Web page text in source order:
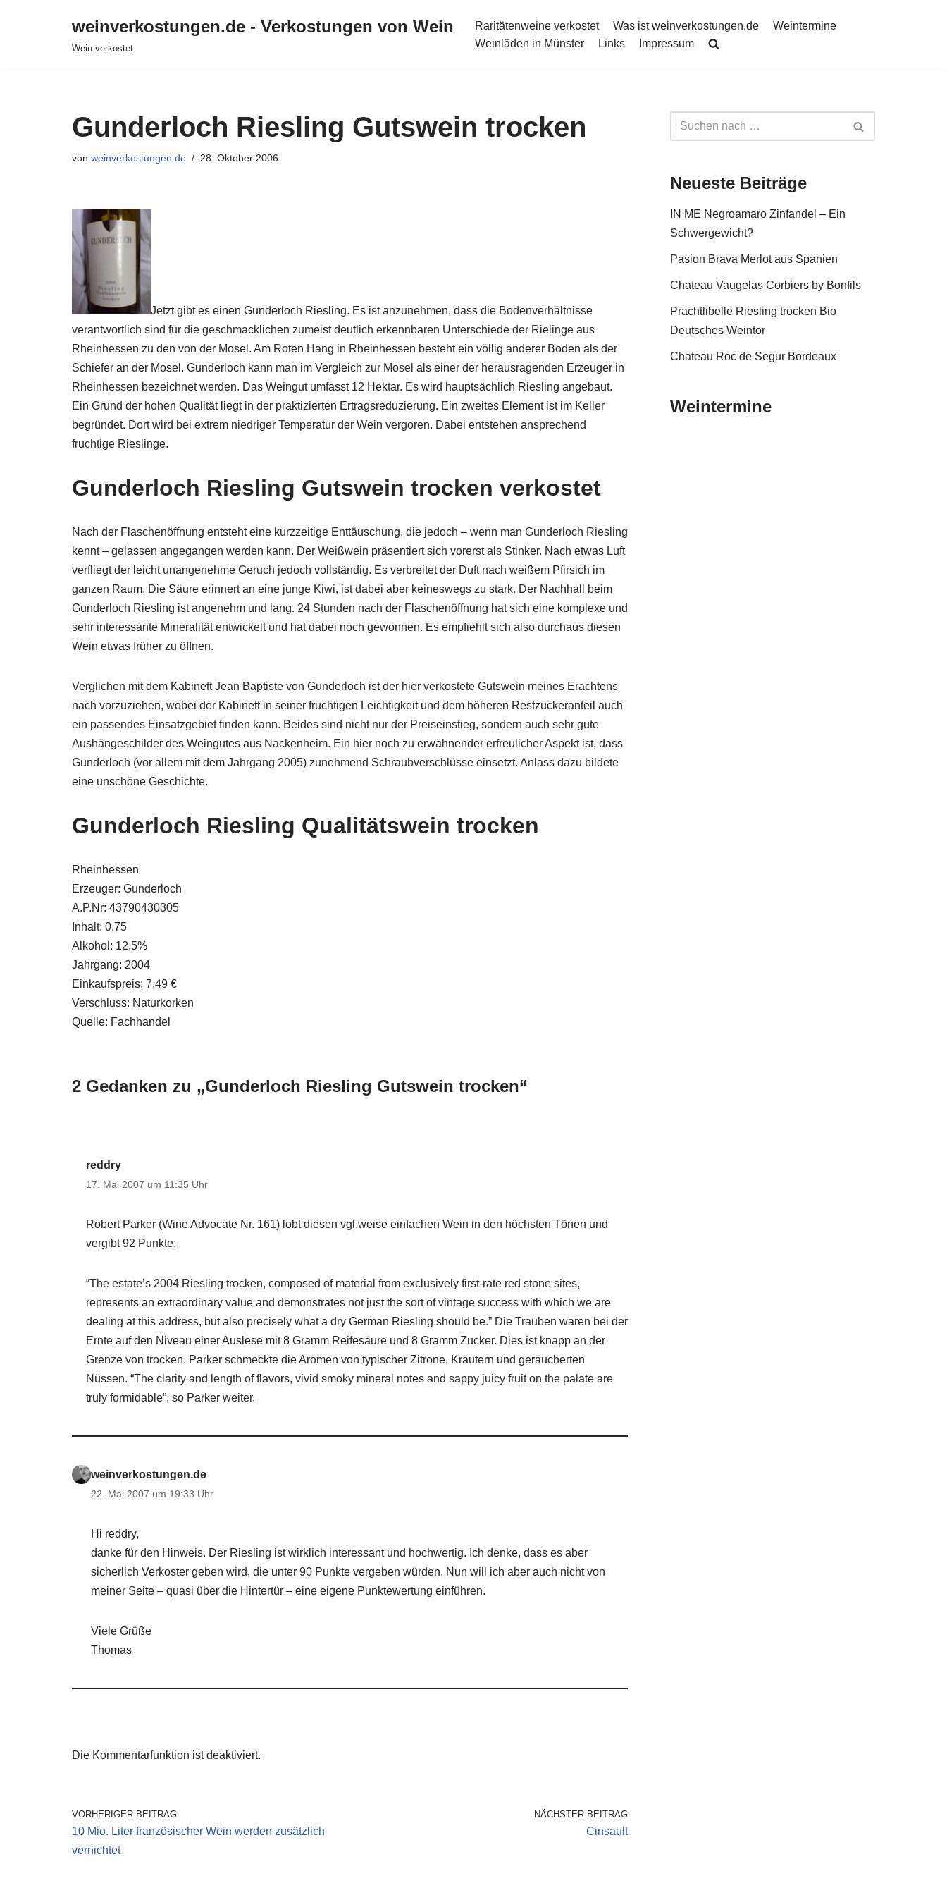
weinverkostungen.de - Verkostungen von Wein
Wein verkostet
Raritätenweine verkostet Was ist weinverkostungen.de
Weintermine
Weinläden in Münster
Links Impressum
Gunderloch Riesling Gutswein trocken
von weinverkostungen.de 28. Oktober 2006
Jetzt gibt es einen Gunderloch Riesling. Es ist anzunehmen, dass die Bodenverhältnisse
verantwortlich sind für die geschmacklichen zumeist deutlich erkennbaren Unterschiede der Rielinge aus
Rheinhessen zu den von der Mosel. Am Roten Hang in Rheinhessen besteht ein völlig anderer Boden als der
Schiefer an der Mosel. Gunderloch kann man im Vergleich zur Mosel als einer der herausragenden Erzeuger in
Rheinhessen bezeichnet werden. Das Weingut umfasst 12 Hektar. Es wird hauptsächlich Riesling angebaut.
Ein Grund der hohen Qualität liegt in der praktizierten Ertragsreduzierung. Ein zweites Element ist im Keller
begründet. Dort wird bei extrem niedriger Temperatur der Wein vergoren. Dabei entstehen ansprechend
fruchtige Rieslinge.
Gunderloch Riesling Gutswein trocken verkostet
Nach der Flaschenöffnung entsteht eine kurzzeitige Enttäuschung, die jedoch – wenn man Gunderloch Riesling
kennt – gelassen angegangen werden kann. Der Weißwein präsentiert sich vorerst als Stinker. Nach etwas Luft
verfliegt der leicht unangenehme Geruch jedoch vollständig. Es verbreitet der Duft nach weißem Pfirsich im
ganzen Raum. Die Säure erinnert an eine junge Kiwi, ist dabei aber keineswegs zu stark. Der Nachhall beim
Gunderloch Riesling ist angenehm und lang. 24 Stunden nach der Flaschenöffnung hat sich eine komplexe und
sehr interessante Mineralität entwickelt und hat dabei noch gewonnen. Es empfiehlt sich also durchaus diesen
Wein etwas früher zu öffnen.
Verglichen mit dem Kabinett Jean Baptiste von Gunderloch ist der hier verkostete Gutswein meines Erachtens
nach vorzuziehen, wobei der Kabinett in seiner fruchtigen Leichtigkeit und dem höheren Restzuckeranteil auch
ein passendes Einsatzgebiet finden kann. Beides sind nicht nur der Preiseinstieg, sondern auch sehr gute
Aushängeschilder des Weingutes aus Nackenheim. Ein hier noch zu erwähnender erfreulicher Aspekt ist, dass
Gunderloch (vor allem mit dem Jahrgang 2005) zunehmend Schraubverschlüsse einsetzt. Anlass dazu bildete
eine unschöne Geschichte.
Gunderloch Riesling Qualitätswein trocken
Rheinhessen
Erzeuger: Gunderloch
A.P.Nr: 43790430305
Inhalt: 0,75
Alkohol: 12,5%
Jahrgang: 2004
Einkaufspreis: 7,49 €
Verschluss: Naturkorken
Quelle: Fachhandel
2 Gedanken zu „Gunderloch Riesling Gutswein trocken“
reddry
17. Mai 2007 um 11:35 Uhr
Robert Parker (Wine Advocate Nr. 161) lobt diesen vgl.weise einfachen Wein in den höchsten Tönen und
vergibt 92 Punkte:
“The estate’s 2004 Riesling trocken, composed of material from exclusively first-rate red stone sites,
represents an extraordinary value and demonstrates not just the sort of vintage success with which we are
dealing at this address, but also precisely what a dry German Riesling should be.” Die Trauben waren bei der
Ernte auf den Niveau einer Auslese mit 8 Gramm Reifesäure und 8 Gramm Zucker. Dies ist knapp an der
Grenze von trocken. Parker schmeckte die Aromen von typischer Zitrone, Kräutern und geräucherten
Nüssen. “The clarity and length of flavors, vivid smoky mineral notes and sappy juicy fruit on the palate are
truly formidable”, so Parker weiter.
weinverkostungen.de
22. Mai 2007 um 19:33 Uhr
Hi reddry,
danke für den Hinweis. Der Riesling ist wirklich interessant und hochwertig. Ich denke, dass es aber
sicherlich Verkoster geben wird, die unter 90 Punkte vergeben würden. Nun will ich aber auch nicht von
meiner Seite – quasi über die Hintertür – eine eigene Punktewertung einführen.
Viele Grüße
Thomas
Die Kommentarfunktion ist deaktiviert.
VORHERIGER BEITRAG
10 Mio. Liter französischer Wein werden zusätzlich
vernichtet
NÄCHSTER BEITRAG
Cinsault
Neueste Beiträge
IN ME Negroamaro Zinfandel – Ein
Schwergewicht?
Pasion Brava Merlot aus Spanien
Chateau Vaugelas Corbiers by Bonfils
Prachtlibelle Riesling trocken Bio
Deutsches Weintor
Chateau Roc de Segur Bordeaux
Weintermine